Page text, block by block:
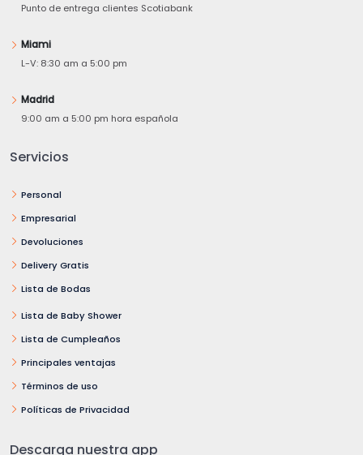
Punto de entrega clientes Scotiabank
Miami
L-V: 8:30 am a 5:00 pm
Madrid
9:00 am a 5:00 pm hora española
Servicios
Personal
Empresarial
Devoluciones
Delivery Gratis
Lista de Bodas
Lista de Baby Shower
Lista de Cumpleaños
Principales ventajas
Términos de uso
Políticas de Privacidad
Descarga nuestra app